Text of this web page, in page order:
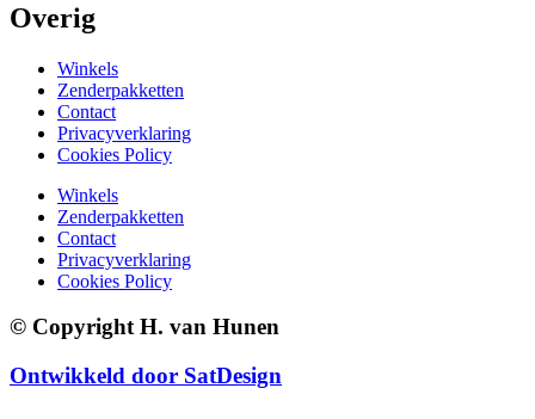
Overig
Winkels
Zenderpakketten
Contact
Privacyverklaring
Cookies Policy
Winkels
Zenderpakketten
Contact
Privacyverklaring
Cookies Policy
© Copyright H. van Hunen
Ontwikkeld door SatDesign